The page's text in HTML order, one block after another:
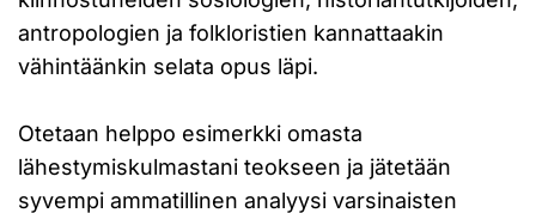
antropologien ja folkloristien kannattaakin
vähintäänkin selata opus läpi.
Otetaan helppo esimerkki omasta
lähestymiskulmastani teokseen ja jätetään
syvempi ammatillinen analyysi varsinaisten